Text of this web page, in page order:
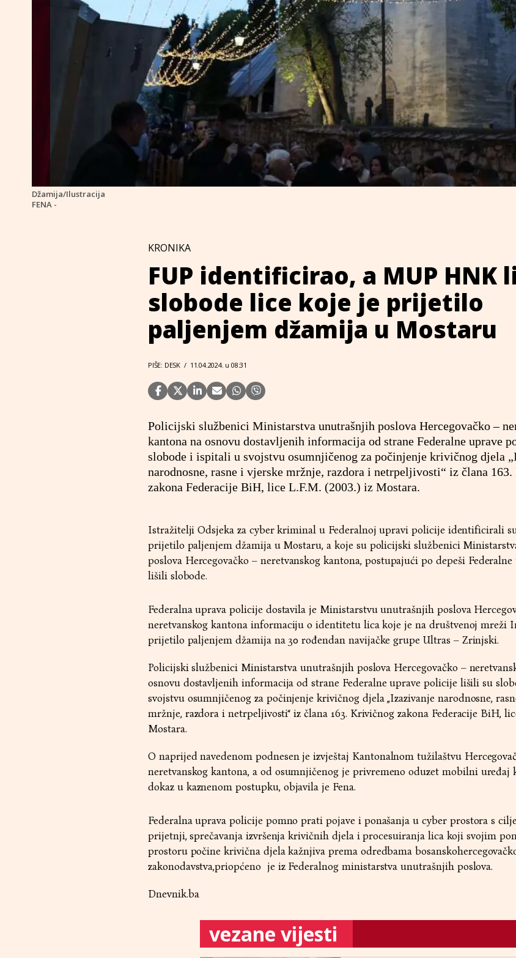
Džamija/Ilustracija
FENA -
KRONIKA
FUP identificirao, a MUP HNK
slobode lice koje je prijetilo
paljenjem džamija u Mostaru
PIŠE: DESK / 11.04.2024. u 08:31
Policijski službenici Ministarstva unutrašnjih poslova Hercegovačko –
kantona na osnovu dostavljenih informacija od strane Federalne uprave
slobode i ispitali u svojstvu osumnjičenog za počinjenje krivičnog djela
narodnosne, rasne i vjerske mržnje, razdora i netrpeljivosti“ iz člana
zakona Federacije BiH, lice L.F.M. (2003.) iz Mostara.
Istražitelji Odsjeka za cyber kriminal u Federalnoj upravi policije identificirali
prijetilo paljenjem džamija u Mostaru, a koje su policijski službenici
poslova Hercegovačko – neretvanskog kantona, postupajući po depeši
lišili slobode.
Federalna uprava policije dostavila je Ministarstvu unutrašnjih poslova
neretvanskog kantona informaciju o identitetu lica koje je na društvenoj mreži
prijetilo paljenjem džamija na 30 rođendan navijačke grupe Ultras – Zrinjski.
Policijski službenici Ministarstva unutrašnjih poslova Hercegovačko –
osnovu dostavljenih informacija od strane Federalne uprave policije lišili su
svojstvu osumnjičenog za počinjenje krivičnog djela „Izazivanje narodnosne,
mržnje, razdora i netrpeljivosti“ iz člana 163. Krivičnog zakona Federacije BiH,
Mostara.
O naprijed navedenom podnesen je izvještaj Kantonalnom tužilaštvu
neretvanskog kantona, a od osumnjičenog je privremeno oduzet mobilni uređaj
dokaz u kaznenom postupku, objavila je Fena.
Federalna uprava policije pomno prati pojave i ponašanja u cyber prostora s
prijetnji, sprečavanja izvršenja krivičnih djela i procesuiranja lica koji svojim
prostoru počine krivična djela kažnjiva prema odredbama
zakonodavstva,priopćeno je iz Federalnog ministarstva unutrašnjih poslova.
Dnevnik.ba
vezane vijesti